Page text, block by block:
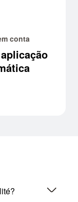
conta
seta_baixo